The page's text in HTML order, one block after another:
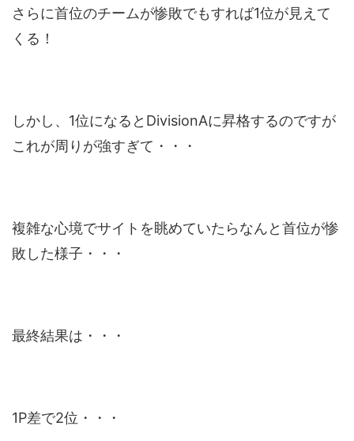
さらに首位のチームが惨敗でもすれば1位が見えて
くる！
しかし、1位になるとDivisionAに昇格するのですが
これが周りが強すぎて・・・
複雑な心境でサイトを眺めていたらなんと首位が惨
敗した様子・・・
最終結果は・・・
1P差で2位・・・